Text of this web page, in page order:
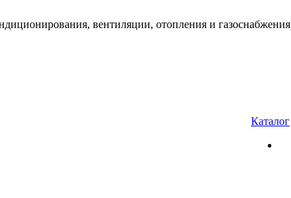
вентиляции, отопления и газоснабжения
Каталог